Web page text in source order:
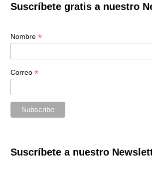
Suscríbete gratis a nuestro
Nombre *
Correo *
Suscríbete a nuestro